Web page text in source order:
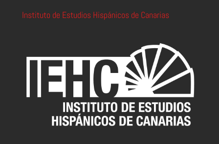
Instituto de Estudios Hispánicos de Canarias